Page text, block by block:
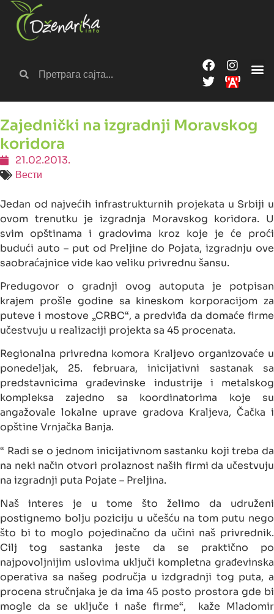
Zajednički na izgradnji Moravskog
koridora
21.02.2013.
Вести
Jedan od najvećih infrastrukturnih projekata u Srbiji u
ovom trenutku je izgradnja Moravskog koridora. U
svim opštinama i gradovima kroz koje je će proći
budući auto – put od Preljine do Pojata, izgradnju ove
saobraćajnice vide kao veliku privrednu šansu.
Predugovor o gradnji ovog autoputa je potpisan
krajem prošle godine sa kineskom korporacijom za
puteve i mostove „CRBC“, a predviđa da domaće firme
učestvuju u realizaciji projekta sa 45 procenata.
Regionalna privredna komora Kraljevo organizovaće u
ponedeljak, 25. februara, inicijativni sastanak sa
predstavnicima građevinske industrije i metalskog
kompleksa zajedno sa koordinatorima koje su
angažovale lokalne uprave gradova Kraljeva, Čačka i
opštine Vrnjačka Banja.
“ Radi se o jednom inicijativnom sastanku koji treba da
na neki način otvori prolaznost naših firmi da učestvuju
na izgradnji puta Pojate – Preljina.
Naš interes je u tome što želimo da udruženi
postignemo bolju poziciju u učešću na tom putu nego
što bi to moglo pojedinačno da učini naš privrednik.
Cilj tog sastanka jeste da se praktično po
najpovoljnijim uslovima uključi kompletna građevinska
operativa sa našeg područja u izdgradnji tog puta, a
procena stručnjaka je da ima 45 posto prostora gde bi
mogle da se uključe i naše firme“, kaže Mladomir